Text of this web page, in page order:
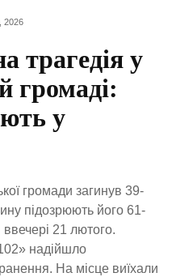
трагедія у
громаді:
у
громади загинув 39-
підозрюють його 61-
ввечері 21 лютого.
надійшло
На місце виїхали